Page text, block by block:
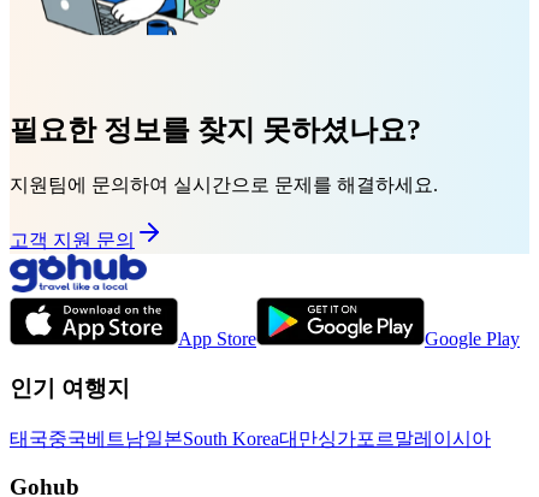
필요한 정보를 찾지 못하셨나요?
지원팀에 문의하여 실시간으로 문제를 해결하세요.
고객 지원 문의
App Store Google Play
인기 여행지
태국중국베트남일본South Korea대만싱가포르말레이시아
Gohub